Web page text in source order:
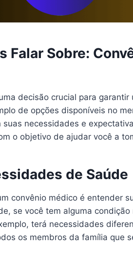
Falar Sobre:
decisão crucial para
de opções disponíveis no
necessidades e
o objetivo de ajudar você a
de Saúde
convênio médico é entender
se você tem alguma
terá necessidades
os membros da família que